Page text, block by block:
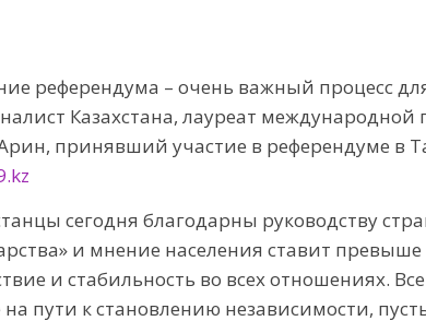
референдума – очень важный процесс
Казахстана, лауреат
принявший участие в референдуме в
сегодня благодарны руководству
и мнение населения ставит превыше
и стабильность во всех отношениях.
пути к становлению независимости,